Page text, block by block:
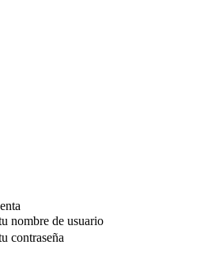
nombre de usuario
contraseña